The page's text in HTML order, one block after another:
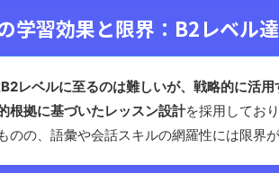
学習効果と限界：B2レベル
レベルに至るのは難しいが、戦略的に活
根拠に基づいたレッスン設計を採用してお
のの、語彙や会話スキルの網羅性には限界が